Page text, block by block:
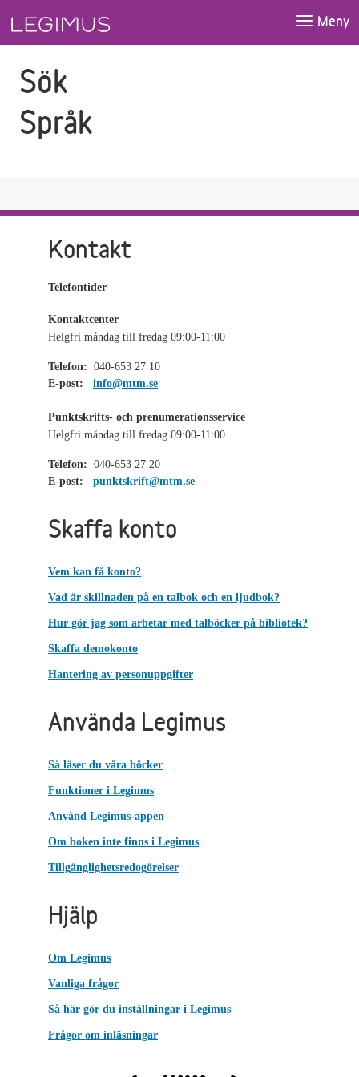
Meny
Sök
Språk
Kontakt
Telefontider
Kontaktcenter
Helgfri måndag till fredag 09:00-11:00
Telefon: 040-653 27 10
E-post:
info@mtm.se
Punktskrifts- och prenumerationsservice
Helgfri måndag till fredag 09:00-11:00
Telefon: 040-653 27 20
E-post:
punktskrift@mtm.se
Skaffa konto
Vem kan få konto?
Vad är skillnaden på en talbok och en ljudbok?
Hur gör jag som arbetar med talböcker på bibliotek?
Skaffa demokonto
Hantering av personuppgifter
Använda Legimus
Så läser du våra böcker
Funktioner i Legimus
Använd Legimus-appen
Om boken inte finns i Legimus
Tillgänglighetsredogörelser
Hjälp
Om Legimus
Vanliga frågor
Så här gör du inställningar i Legimus
Frågor om inläsningar